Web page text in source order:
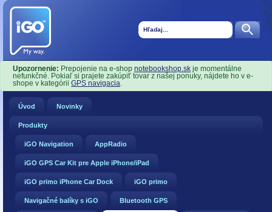
Upozornenie: Prepojenie na e-shop notebookshop.sk je momentálne
nefunkčné. Pokiaľ si prajete zakúpiť tovar z našej ponuky, nájdete ho v e-
shope v kategórii GPS navigacia.
Úvod Novinky
Produkty
iGO Navigation AppRadio
iGO GPS Car Kit pre Apple iPhone/iPad
iGO primo iPhone Car Dock iGO primo
Navigačné balíky s iGO Bluetooth GPS